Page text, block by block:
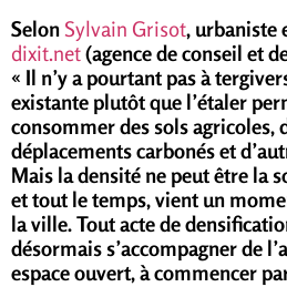
Selon Sylvain Grisot, urbaniste
dixit.net(agence de conseil et
« Il n’y a pourtant pas à
existante plutôt que l’étaler
consommer des sols agricoles,
déplacements carbonés et
Mais la densité ne peut être la
et tout le temps, vient un
la ville. Tout acte de
désormais s’accompagner de
espace ouvert, à commencer